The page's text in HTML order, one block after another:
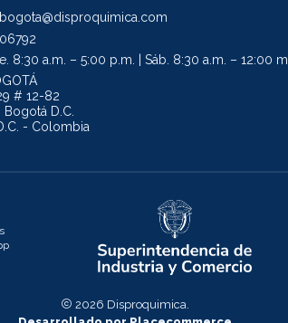
8:30 a.m. – 5:00 p.m. | Sáb. 8:30 a.m. – 12:00 m.
# 12-82
D.C.
- Colombia
2026 Disproquimica.